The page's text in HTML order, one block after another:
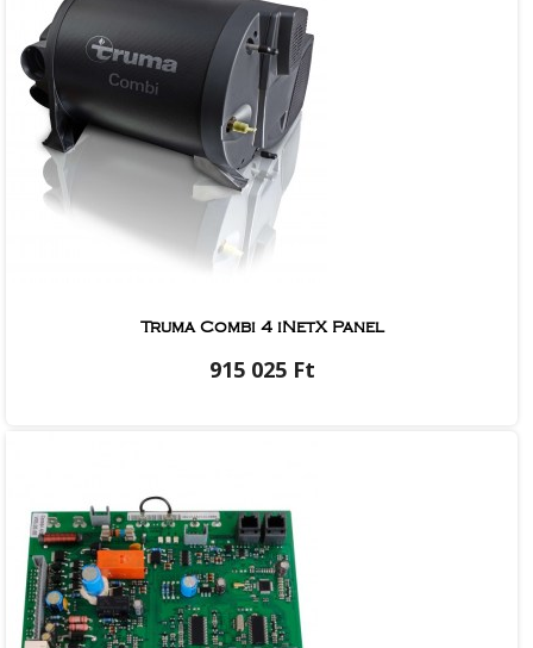
Truma Combi 4 iNetX Panel
915 025 Ft